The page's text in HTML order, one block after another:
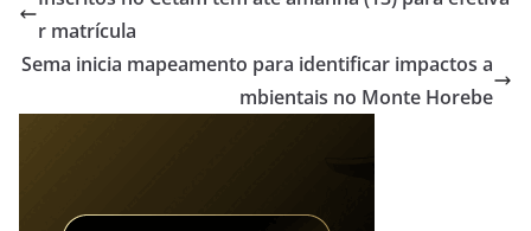
r matrícula
Sema inicia mapeamento para identificar impactos a
mbientais no Monte Horebe